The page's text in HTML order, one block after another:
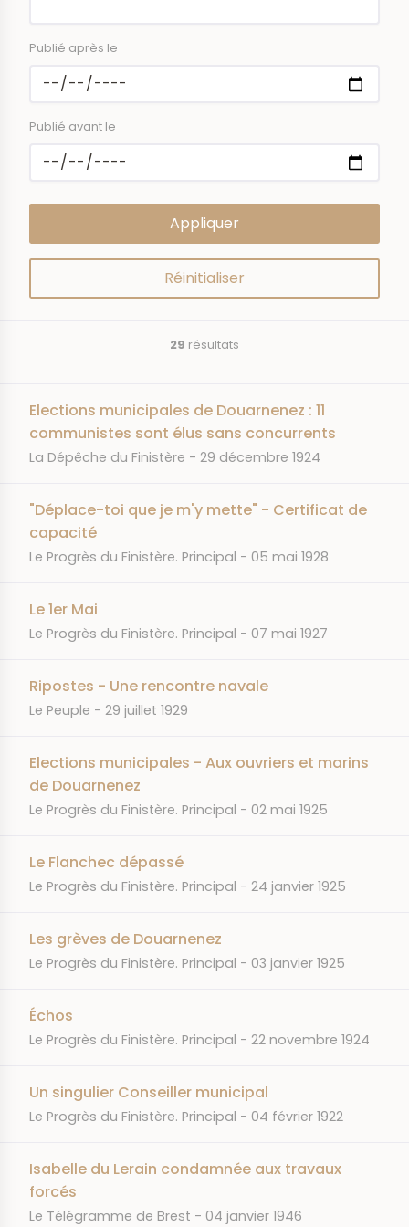
Publié après le
Publié avant le
29 résultats
Elections municipales de Douarnenez : 11
communistes sont élus sans concurrents
JOURNAL
La Dépêche du Finistère DATE
29 décembre 1924
"Déplace-toi que je m'y mette" - Certificat de
capacité
JOURNAL
Le Progrès du Finistère. Principal DATE
05 mai 1928
Le 1er Mai
JOURNAL
Le Progrès du Finistère. Principal DATE
07 mai 1927
Ripostes - Une rencontre navale
JOURNAL
Le Peuple DATE
29 juillet 1929
Elections municipales - Aux ouvriers et marins
de Douarnenez
JOURNAL
Le Progrès du Finistère. Principal DATE
02 mai 1925
Le Flanchec dépassé
JOURNAL
Le Progrès du Finistère. Principal DATE
24 janvier 1925
Les grèves de Douarnenez
JOURNAL
Le Progrès du Finistère. Principal DATE
03 janvier 1925
Échos
JOURNAL
Le Progrès du Finistère. Principal DATE
22 novembre 1924
Un singulier Conseiller municipal
JOURNAL
Le Progrès du Finistère. Principal DATE
04 février 1922
Isabelle du Lerain condamnée aux travaux
forcés
JOURNAL
Le Télégramme de Brest DATE
04 janvier 1946